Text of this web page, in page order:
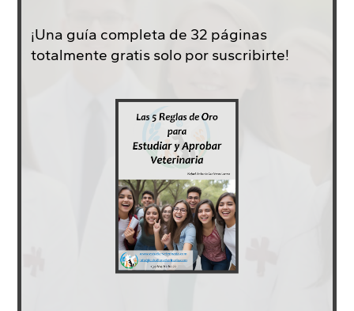
¡Una guía completa de 32 páginas
totalmente gratis solo por suscribirte!